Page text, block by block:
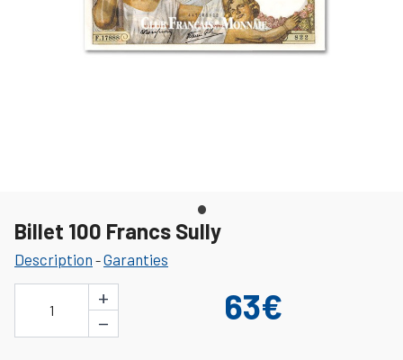
Billet 100 Francs Sully
Description -Garanties
1
+
−
63€